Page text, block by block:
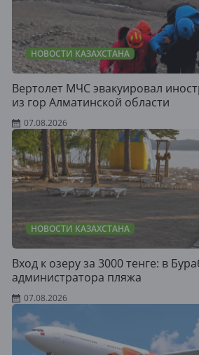
НОВОСТИ КАЗАХСТАНА
Вертолет МЧС эвакуировал
из гор Алматинской области
07.08.2026
НОВОСТИ КАЗАХСТАНА
Вход к озеру за 3000 тенге: в
администратора пляжа
07.08.2026